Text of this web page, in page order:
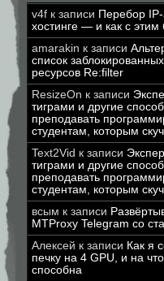
v4f к записи Перебор
хостинге — и как с этим
amarakin к записи
список
ресурсов Re:filter
ResizeOn к записи
тиграми и другие
преподавать
студентам, которым
Text2Vid к записи
тиграми и другие
преподавать
студентам, которым
всым к записи
MTProxy Telegram со
Алексей к записи Как я
печку на 4 GPU, и на
способна